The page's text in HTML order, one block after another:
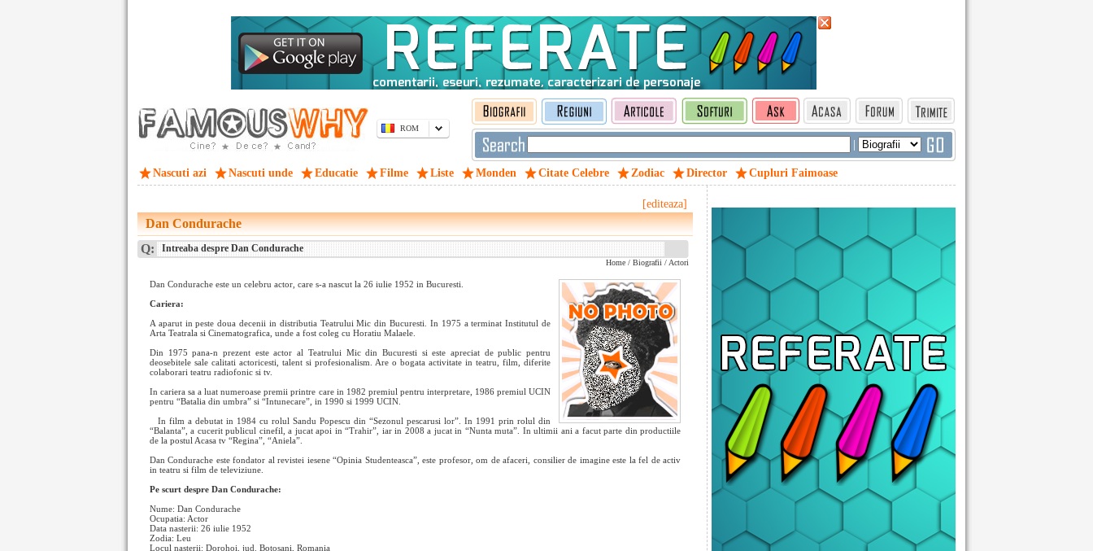
ROM
|
Nascuti azi Nascuti unde Educatie Filme Liste Monden Citate Celebre Zodiac Director Cupluri Faimoase
[editeaza]
Dan Condurache
Q: Intreaba despre Dan Condurache
Home / Biografii / Actori
Dan Condurache este un celebru actor, care s-a nascut la 26 iulie 1952 in Bucuresti.
Cariera:
A aparut in peste doua decenii in distributia Teatrului Mic din Bucuresti. In 1975 a terminat Institutul de
Arta Teatrala si Cinematografica, unde a fost coleg cu Horatiu Malaele.
Din 1975 pana-n prezent este actor al Teatrului Mic din Bucuresti si este apreciat de public pentru
deosebitele sale calitati actoricesti, talent si profesionalism. Are o bogata activitate in teatru, film, diferite
colaborari teatru radiofonic si tv.
In cariera sa a luat numeroase premii printre care in 1982 premiul pentru interpretare, 1986 premiul UCIN
pentru “Batalia din umbra” si “Intunecare”, in 1990 si 1999 UCIN.
In film a debutat in 1984 cu rolul Sandu Popescu din “Sezonul pescarusi lor”. In 1991 prin rolul din
“Balanta”, a cucerit publicul cinefil, a jucat apoi in “Trahir”, iar in 2008 a jucat in “Nunta muta”. In ultimii ani a facut parte din productiile
de la postul Acasa tv “Regina”, “Aniela”.
Dan Condurache este fondator al revistei iesene “Opinia Studenteasca”, este profesor, om de afaceri, consilier de imagine este la fel de activ
in teatru si film de televiziune.
Pe scurt despre Dan Condurache:
Nume: Dan Condurache
Ocupatia: Actor
Data nasterii: 26 iulie 1952
Zodia: Leu
Locul nasterii: Dorohoi, jud. Botosani, Romania